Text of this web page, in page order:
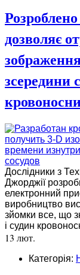
дозволяє
зсередини
Дослідники з
Джорджії
електронний
виробництво
зйомки все, що
і судин
13 лют.
Категорія: